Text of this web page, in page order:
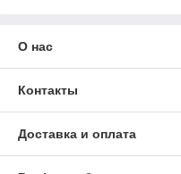
О нас
Контакты
Доставка и оплата